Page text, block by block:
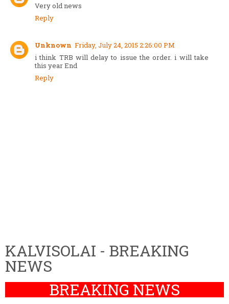
Very old news
Reply
Unknown Friday, July 24, 2015 2:26:00 PM
i think TRB will delay to issue the order. i will take
this year End
Reply
KALVISOLAI - BREAKING
NEWS
BREAKING NEWS